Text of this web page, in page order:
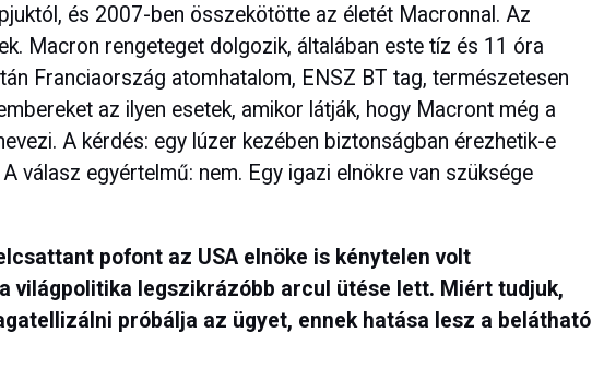
és 2007-ben összekötötte az életét Macronnal. Az
Macron rengeteget dolgozik, általában este tíz és 11 óra
Franciaország atomhatalom, ENSZ BT tag, természetesen
az ilyen esetek, amikor látják, hogy Macront még a
A kérdés: egy lúzer kezében biztonságban érezhetik-e
válasz egyértelmű: nem. Egy igazi elnökre van szüksége
pofont az USA elnöke is kénytelen volt
világpolitika legszikrázóbb arcul ütése lett. Miért tudjuk,
próbálja az ügyet, ennek hatása lesz a belátható